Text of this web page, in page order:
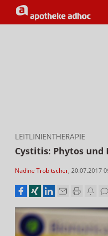
LEITLINIENTHERAPIE
Cystitis: Phytos
Nadine Tröbitscher, 20.07.2017